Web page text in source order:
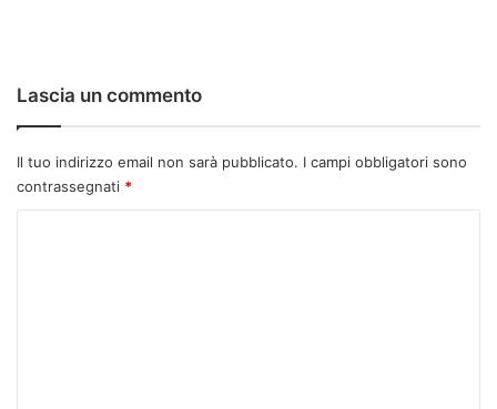
Lascia un commento
Il tuo indirizzo email non sarà pubblicato. I campi obbligatori sono
contrassegnati *